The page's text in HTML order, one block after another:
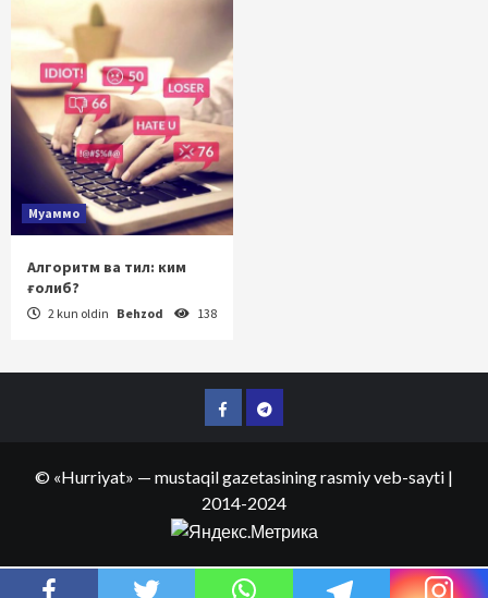
Муаммо
Алгоритм ва тил: ким
ғолиб?
2 kun oldin Behzod 138
FacebookTelegram
© «Hurriyat» — mustaqil gazetasining rasmiy veb-sayti |
2014-2024